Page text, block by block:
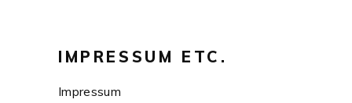
IMPRESSUM ETC.
Impressum